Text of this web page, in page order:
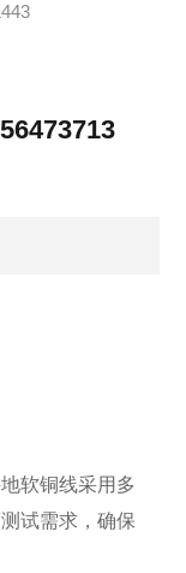
软铜线采用多
试需求，确保